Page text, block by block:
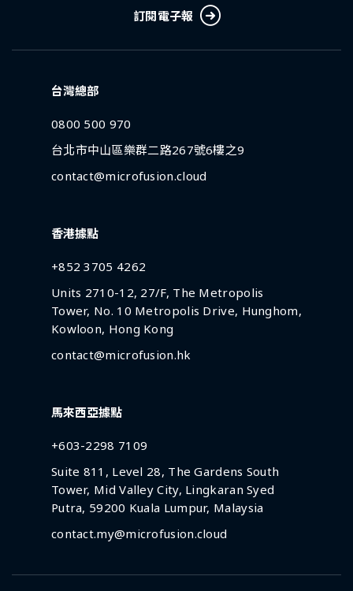
訂閱電子報
台灣總部
0800 500 970
台北市中山區樂群二路267號6樓之9
contact@microfusion.cloud
香港據點
+852 3705 4262
Units 2710-12, 27/F, The Metropolis
Tower, No. 10 Metropolis Drive, Hunghom,
Kowloon, Hong Kong
contact@microfusion.hk
馬來西亞據點
+603-2298 7109
Suite 811, Level 28, The Gardens South
Tower, Mid Valley City, Lingkaran Syed
Putra, 59200 Kuala Lumpur, Malaysia
contact.my@microfusion.cloud